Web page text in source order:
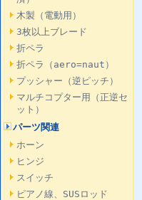
木製（電動用）
3枚以上ブレード
折ペラ
折ペラ（aero=naut）
プッシャー（逆ピッチ）
マルチコプター用（正逆セ
ット）
パーツ関連
ホーン
ヒンジ
スイッチ
ピアノ線、SUSロッド